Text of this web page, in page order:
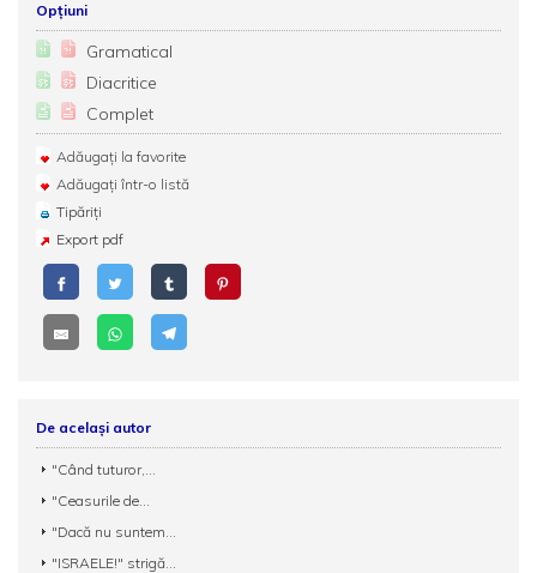
Opțiuni
Gramatical
Diacritice
Complet
Adăugați la favorite
Adăugați într-o listă
Tipăriți
Export pdf
De același autor
"Când tuturor,...
"Ceasurile de...
"Dacă nu suntem...
"ISRAELE!" strigă...